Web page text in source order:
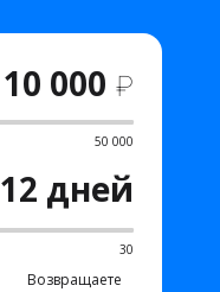
10 000 ₽
50 000
12 дней
30
Возвращаете